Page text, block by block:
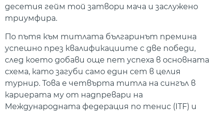
десетия гейм той затвори мача и заслужено
триумфира.
По пътя към титлата българинът премина
успешно през квалификациите с две победи,
след което добави още пет успеха в основната
схема, като загуби само един сет в целия
турнир. Това е четвърта титла на сингъл в
кариерата му от надпревари на
Международната федерация по тенис (ITF) и